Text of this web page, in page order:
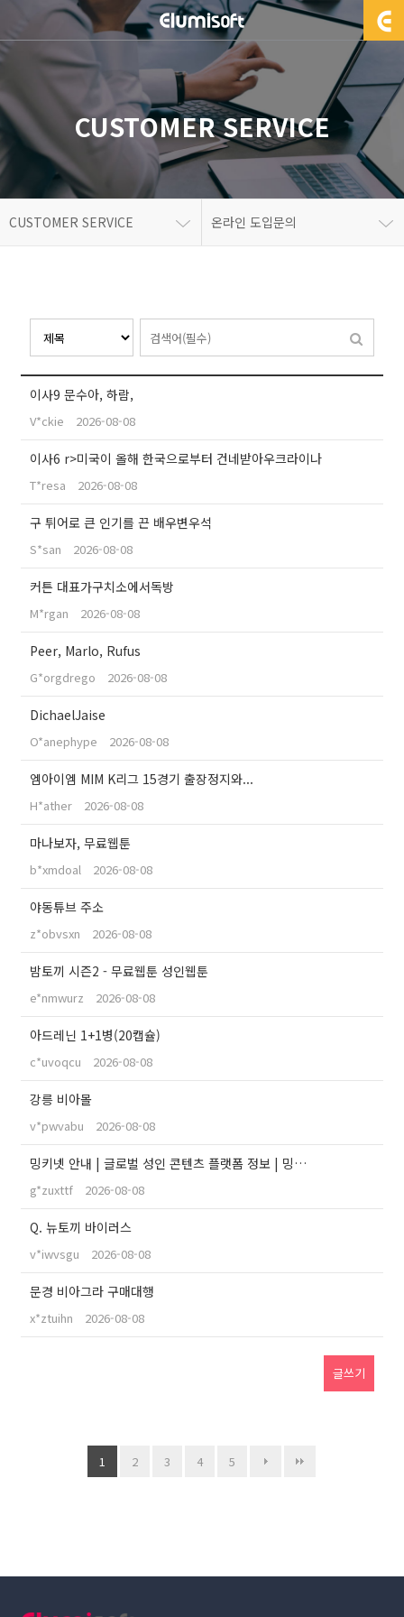
CUSTOMER SERVICE
CUSTOMER SERVICE 온라인 도입문의
이사9 문수아, 하람,
V*ckie 2026-08-08
이사6 r>미국이 올해 한국으로부터 건네받아우크라이나
T*resa 2026-08-08
구 튀어로 큰 인기를 끈 배우변우석
S*san 2026-08-08
커튼 대표가구치소에서독방
M*rgan 2026-08-08
Peer, Marlo, Rufus
G*orgdrego 2026-08-08
DichaelJaise
O*anephype 2026-08-08
엠아이엠 MIM K리그 15경기 출장정지와...
H*ather 2026-08-08
마나보자, 무료웹툰
b*xmdoal 2026-08-08
야동튜브 주소
z*obvsxn 2026-08-08
밤토끼 시즌2 - 무료웹툰 성인웹툰
e*nmwurz 2026-08-08
아드레닌 1+1병(20캡슐)
c*uvoqcu 2026-08-08
강릉 비아몰
v*pwvabu 2026-08-08
밍키넷 안내 | 글로벌 성인 콘텐츠 플랫폼 정보 | 밍…
g*zuxttf 2026-08-08
Q. 뉴토끼 바이러스
v*iwvsgu 2026-08-08
문경 비아그라 구매대행
x*ztuihn 2026-08-08
글쓰기
1 2 3 4 5